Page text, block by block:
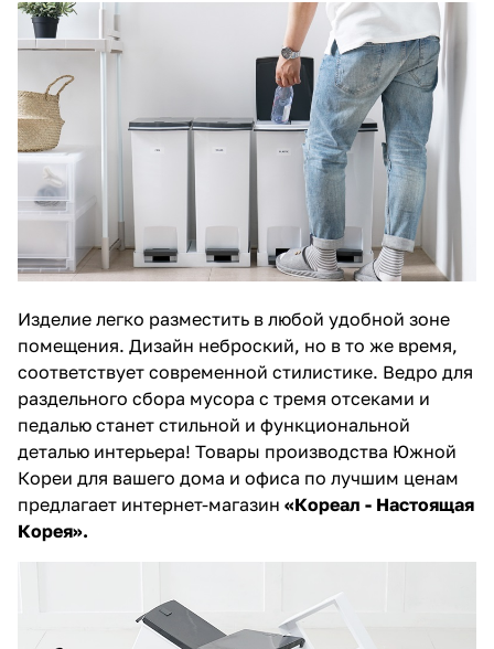
Изделие легко разместить в любой удобной зоне
помещения. Дизайн неброский, но в то же время,
соответствует современной стилистике. Ведро для
раздельного сбора мусора с тремя отсеками и
педалью станет стильной и функциональной
деталью интерьера! Товары производства Южной
Кореи для вашего дома и офиса по лучшим ценам
предлагает интернет-магазин «Кореал - Настоящая
Корея».